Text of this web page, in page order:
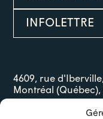
INFOLETTRE
4609, rue
Montréal (Québec),